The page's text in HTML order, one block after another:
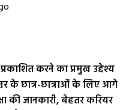
करने का प्रमुख उद्देश्य
के छात्र-छात्राओं के लिए आगे
की जानकारी, बेहतर करियर